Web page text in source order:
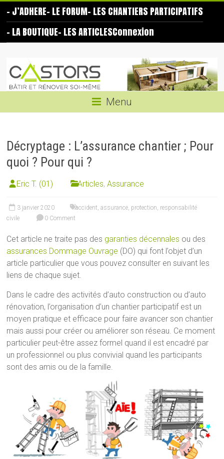
content
– J’ADHERE– LE FORUM– LES CHANTIERS PARTICIPATIFS
– LA BOUTIQUE– LES ARTICLESConnexion
Castors
même
Menu
Décryptage : L’assurance chantier ; Pour
quoi ? Pour qui ?
Eric T. (01) Articles,Assurance
3 janvier 2020 accident ,assurance protection responsabilité
civile
0 Comment
Cet article ne traite pas des garanties décennales ou des
assurances Dommage Ouvrage (DO) qui font l’objet d’un
article particulier que vous pouvez consulter en suivant les
liens de chaque sujet.
Dans le cadre des activités d’auto construction ou d’auto
rénovation, l’organisation d’un chantier participatif est un
moyen pratique et efficace pour faire avancer son chantier
mais aussi pour créer ou améliorer son réseau. Ce moment
particulier peut-être assez formel quand il est encadré par
un professionnel ou plus convivial quand les participants
sont des amis ou de la famille.